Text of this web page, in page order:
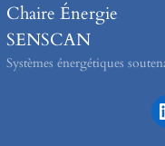
Chaire Énergie
SENSCAN
Systèmes énergétiques